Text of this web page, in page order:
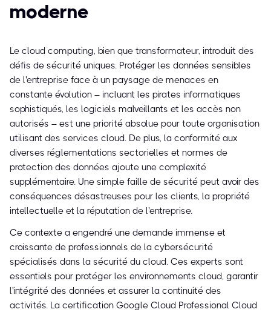
moderne
Le cloud computing, bien que transformateur, introduit des
défis de sécurité uniques. Protéger les données sensibles
de l'entreprise face à un paysage de menaces en
constante évolution – incluant les pirates informatiques
sophistiqués, les logiciels malveillants et les accès non
autorisés – est une priorité absolue pour toute organisation
utilisant des services cloud. De plus, la conformité aux
diverses réglementations sectorielles et normes de
protection des données ajoute une complexité
supplémentaire. Une simple faille de sécurité peut avoir des
conséquences désastreuses pour les clients, la propriété
intellectuelle et la réputation de l'entreprise.
Ce contexte a engendré une demande immense et
croissante de professionnels de la cybersécurité
spécialisés dans la sécurité du cloud. Ces experts sont
essentiels pour protéger les environnements cloud, garantir
l'intégrité des données et assurer la continuité des
activités. La certification Google Cloud Professional Cloud